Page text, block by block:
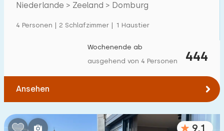
Zugänglichkeit
Eingeschränkte Mobilität
Rollstuhlgerecht
Hilfsmittel
Niederlande > Zeeland > Domburg
4 Personen | 2 Schlafzimmer | 1 Haustier
444
Wochenende ab
ausgehend von 4 Personen
Ansehen
9,1